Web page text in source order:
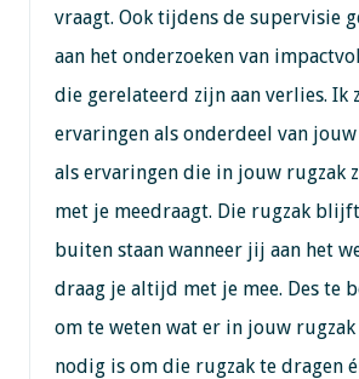
vraagt. Ook tijdens de supervisie
aan het onderzoeken van
die gerelateerd zijn aan verlies. Ik
ervaringen als onderdeel van
als ervaringen die in jouw rugzak
met je meedraagt. Die rugzak
buiten staan wanneer jij aan het
draag je altijd met je mee. Des te
om te weten wat er in jouw
nodig is om die rugzak te dragen